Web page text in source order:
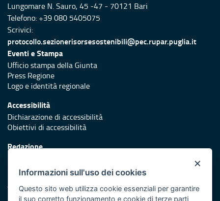
Lungomare N. Sauro, 45 -47 - 70121 Bari
Telefono: +39 080 5405075
Scrivici:
protocollo.sezionerisorsesostenibili@pec.rupar.puglia.it
Eventi e Stampa
Ufficio stampa della Giunta
Press Regione
Logo e identità regionale
Accessibilità
Dichiarazione di accessibilità
Obiettivi di accessibilità
Redazione
Protezione civile
Vai al sito di Protezione Civile Puglia
×
Informazioni sull'uso dei cookies
Questo sito web utilizza cookie essenziali per garantire
il suo corretto funzionamento e cookie di terze parti